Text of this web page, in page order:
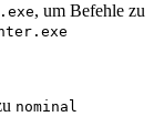
, um Befehle zu
nominal